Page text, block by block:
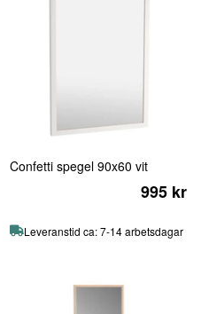
Confetti spegel 90x60 vit
995 kr
Leveranstid ca: 7-14 arbetsdagar